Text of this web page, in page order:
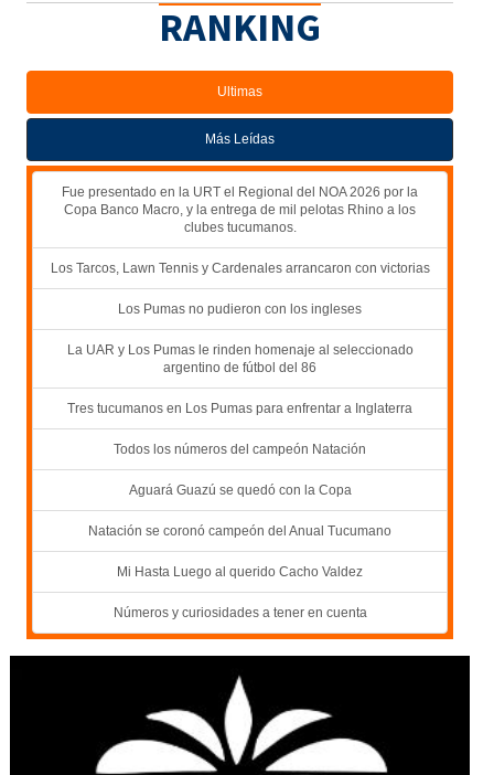
RANKING
Ultimas
Más Leídas
Fue presentado en la URT el Regional del NOA 2026 por la
Copa Banco Macro, y la entrega de mil pelotas Rhino a los
clubes tucumanos.
Los Tarcos, Lawn Tennis y Cardenales arrancaron con victorias
Los Pumas no pudieron con los ingleses
La UAR y Los Pumas le rinden homenaje al seleccionado
argentino de fútbol del 86
Tres tucumanos en Los Pumas para enfrentar a Inglaterra
Todos los números del campeón Natación
Aguará Guazú se quedó con la Copa
Natación se coronó campeón del Anual Tucumano
Mi Hasta Luego al querido Cacho Valdez
Números y curiosidades a tener en cuenta